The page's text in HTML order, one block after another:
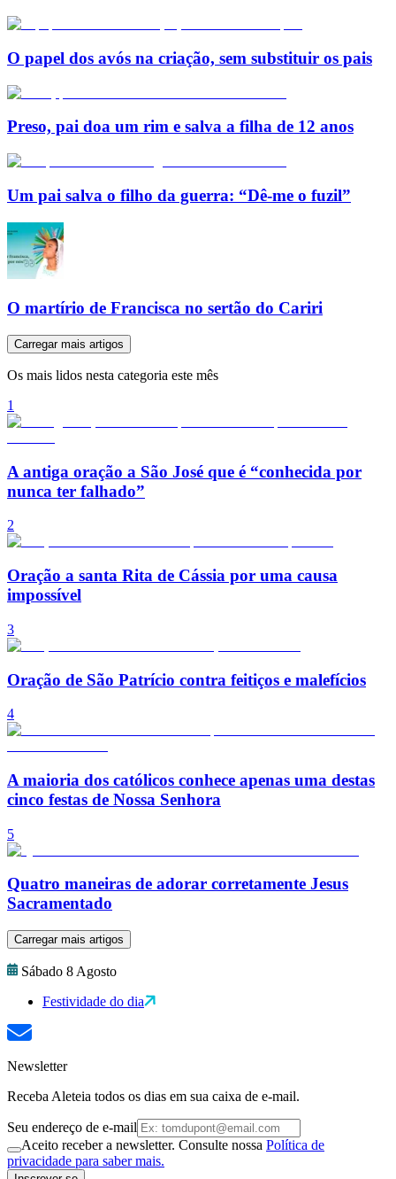
O papel dos avós na criação, sem substituir os pais
Preso, pai doa um rim e salva a filha de 12 anos
Um pai salva o filho da guerra: “Dê-me o fuzil”
O martírio de Francisca no sertão do Cariri
Carregar mais artigos
Os mais lidos nesta categoria este mês
1
A antiga oração a São José que é “conhecida por
nunca ter falhado”
2
Oração a santa Rita de Cássia por uma causa
impossível
3
Oração de São Patrício contra feitiços e malefícios
4
A maioria dos católicos conhece apenas uma destas
cinco festas de Nossa Senhora
5
Quatro maneiras de adorar corretamente Jesus
Sacramentado
Carregar mais artigos
Sábado 8 Agosto
Festividade do dia
Newsletter
Receba Aleteia todos os dias em sua caixa de e-mail.
Seu endereço de e-mail
Aceito receber a newsletter. Consulte nossa Política de
privacidade para saber mais.